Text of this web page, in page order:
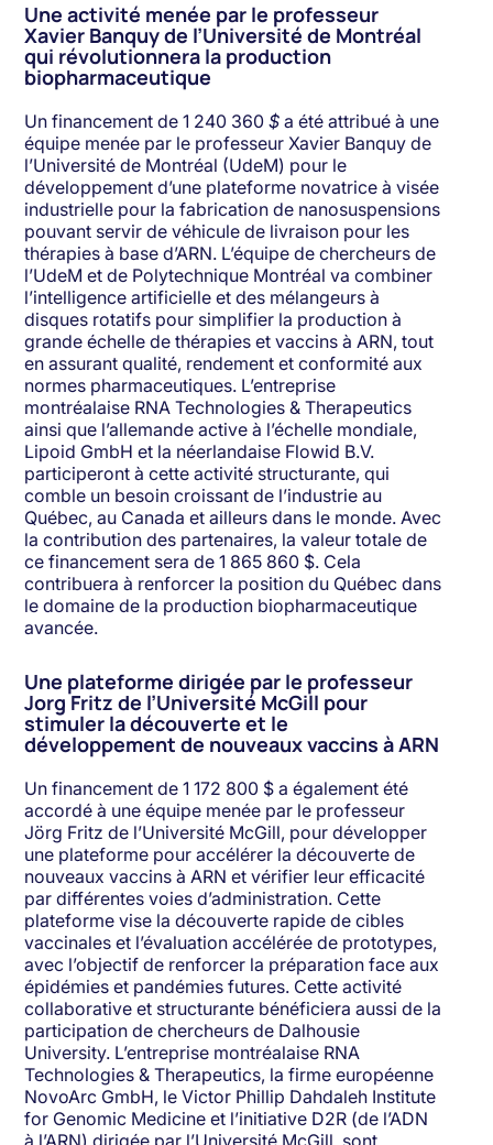
Une activité menée par le professeur
Xavier Banquy de l’Université de Montréal
qui révolutionnera la production
biopharmaceutique
Un financement de 1 240 360$a été attribué à une
équipe menée par le professeur Xavier Banquy de
l’Université de Montréal (UdeM) pour le
développement d’une plateforme novatrice à visée
industrielle pour la fabrication de nanosuspensions
pouvant servir de véhicule de livraison pour les
thérapies à base d’ARN. L’équipe de chercheurs de
l’UdeM et de Polytechnique Montréal va combiner
l’intelligence artificielle et des mélangeurs à
disques rotatifs pour simplifier la production à
grande échelle de thérapies et vaccins à ARN, tout
en assurant qualité, rendement et conformité aux
normes pharmaceutiques. L’entreprise
montréalaise RNA Technologies & Therapeutics
ainsi que l’allemande active à l’échelle mondiale,
Lipoid GmbH et la néerlandaise Flowid B.V.
participeront à cette activité structurante, qui
comble un besoin croissant de l’industrie au
Québec, au Canada et ailleurs dans le monde. Avec
la contribution des partenaires, la valeur totale de
ce financement sera de 1 865 860 $. Cela
contribuera à renforcer la position du Québec dans
le domaine de la production biopharmaceutique
avancée.
Une plateforme dirigée par le professeur
Jorg Fritz de l’Université McGill pour
stimuler la découverte et le
développement de nouveaux vaccins à ARN
Un financement de 1 172 800 $ a également été
accordé à une équipe menée par le professeur
Jörg Fritz de l’Université McGill, pour développer
une plateforme pour accélérer la découverte de
nouveaux vaccins à ARN et vérifier leur efficacité
par différentes voies d’administration. Cette
plateforme vise la découverte rapide de cibles
vaccinales et l’évaluation accélérée de prototypes,
avec l’objectif de renforcer la préparation face aux
épidémies et pandémies futures. Cette activité
collaborative et structurante bénéficiera aussi de la
participation de chercheurs de Dalhousie
University. L’entreprise montréalaise RNA
Technologies & Therapeutics, la firme européenne
NovoArc GmbH, le Victor Phillip Dahdaleh Institute
for Genomic Medicine et l’initiative D2R (de l’ADN